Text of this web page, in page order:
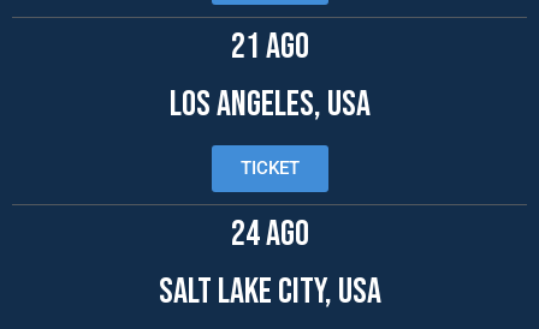
21 AGO
LOS ANGELES, USA
TICKET
24 AGO
SALT LAKE CITY, USA